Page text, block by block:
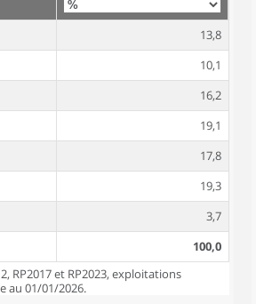
13,8
10,1
16,2
19,1
17,8
19,3
3,7
100,0
RP2017 et RP2023, exploitations
au 01/01/2026.